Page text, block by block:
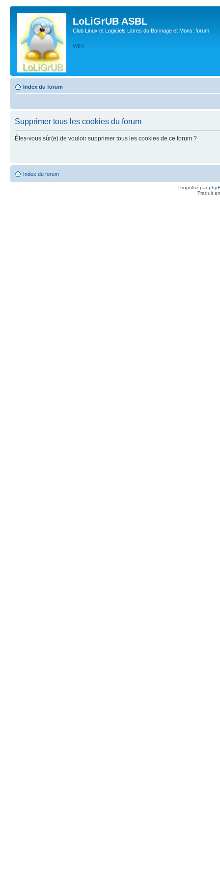
LoLiGrUB ASBL
Club Linux et Logiciels Libres du Borinage et Mons: forum
WIKI
Index du forum
Supprimer tous les cookies du forum
Êtes-vous sûr(e) de vouloir supprimer tous les cookies de ce forum ?
Index du forum
Propulsé par
Traduit